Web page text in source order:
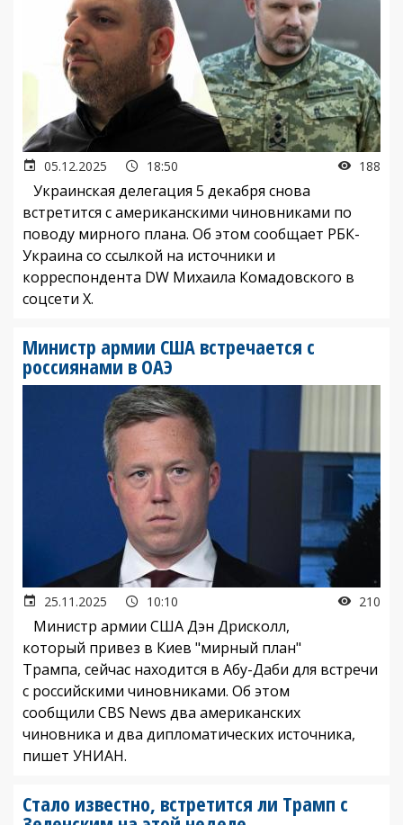
05.12.2025 18:50 188
Украинская делегация 5 декабря снова
встретится с американскими чиновниками по
поводу мирного плана. Об этом сообщает РБК-
Украина со ссылкой на источники и
корреспондента DW Михаила Комадовского в
соцсети X.
Министр армии США встречается с
россиянами в ОАЭ
25.11.2025 10:10 210
Министр армии США Дэн Дрисколл,
который привез в Киев "мирный план"
Трампа, сейчас находится в Абу-Даби для встречи
с российскими чиновниками. Об этом
сообщили CBS News два американских
чиновника и два дипломатических источника,
пишет УНИАН.
Стало известно, встретится ли Трамп с